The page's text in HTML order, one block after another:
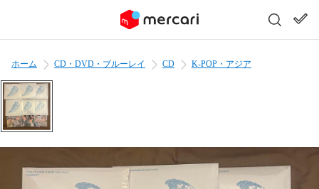
ホーム CD・DVD・ブルーレイ CD K-POP・アジア